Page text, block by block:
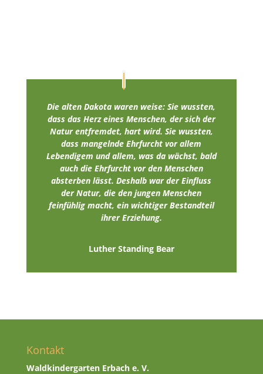
Die alten Dakota waren weise: Sie wussten,
dass das Herz eines Menschen, der sich der
Natur entfremdet, hart wird. Sie wussten,
dass mangelnde Ehrfurcht vor allem
Lebendigem und allem, was da wächst, bald
auch die Ehrfurcht vor den Menschen
absterben lässt. Deshalb war der Einfluss
der Natur, die den jungen Menschen
feinfühlig macht, ein wichtiger Bestandteil
ihrer Erziehung.
Luther Standing Bear
Kontakt
Waldkindergarten Erbach e. V.